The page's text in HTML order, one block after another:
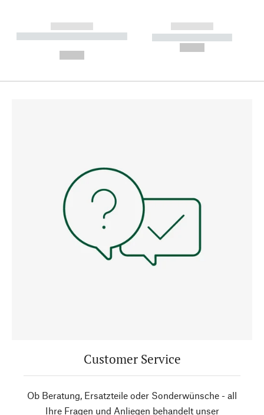
------------
----------- ----------- --------
------------
----------- -----------
Customer Service
Ob Beratung, Ersatzteile oder Sonderwünsche - all
Ihre Fragen und Anliegen behandelt unser